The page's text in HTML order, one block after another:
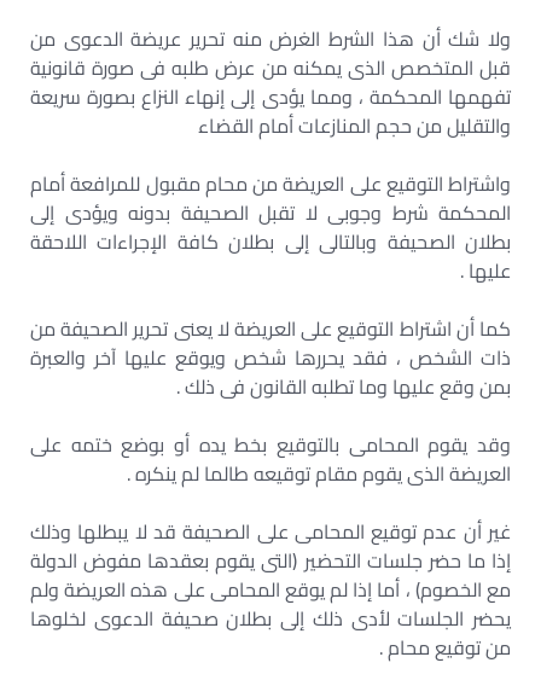
ولا شك أن هذا الشرط الغرض منه تحرير عريضة الدعوى من
قبل المتخصص الذى يمكنه من عرض طلبه فى صورة قانونية
تفهمها المحكمة ، ومما يؤدى إلى إنهاء النزاع بصورة سريعة
والتقليل من حجم المنازعات أمام القضاء
واشتراط التوقيع على العريضة من محام مقبول للمرافعة أمام
المحكمة شرط وجوبى لا تقبل الصحيفة بدونه ويؤدى إلى
بطلان الصحيفة وبالتالى إلى بطلان كافة الإجراءات اللاحقة
عليها .
كما أن اشتراط التوقيع على العريضة لا يعنى تحرير الصحيفة من
ذات الشخص ، فقد يحررها شخص ويوقع عليها آخر والعبرة
بمن وقع عليها وما تطلبه القانون فى ذلك .
وقد يقوم المحامى بالتوقيع بخط يده أو بوضع ختمه على
العريضة الذى يقوم مقام توقيعه طالما لم ينكره .
غير أن عدم توقيع المحامى على الصحيفة قد لا يبطلها وذلك
إذا ما حضر جلسات التحضير (التى يقوم بعقدها مفوض الدولة
مع الخصوم) ، أما إذا لم يوقع المحامى على هذه العريضة ولم
يحضر الجلسات لأدى ذلك إلى بطلان صحيفة الدعوى لخلوها
من توقيع محام .